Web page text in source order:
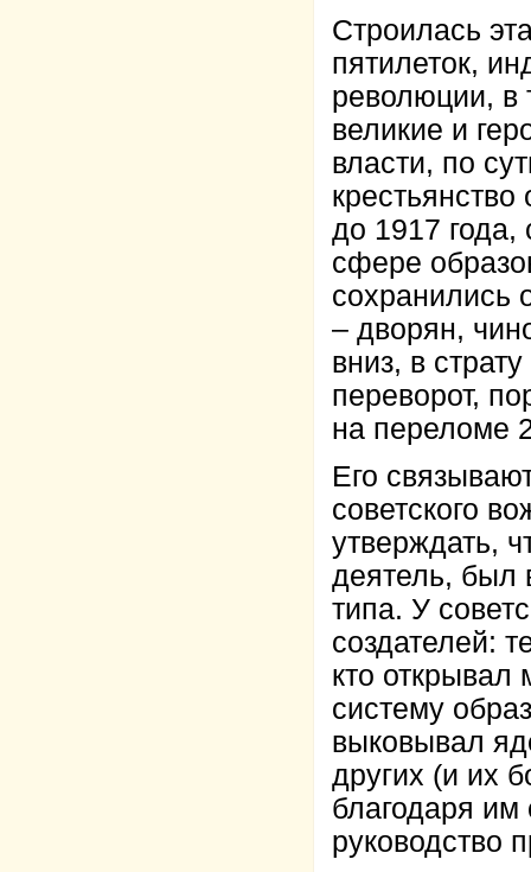
Строилась
пятилеток,
революции, в
великие и
власти, по
до 1917 года,
сфере
сохранились
– дворян,
вниз, в
переворот,
на переломе
Его
советского
утверждать,
деятель, был
типа. У
создателей:
кто открывал
систему
выковывал
других (и их
благодаря им
руководство